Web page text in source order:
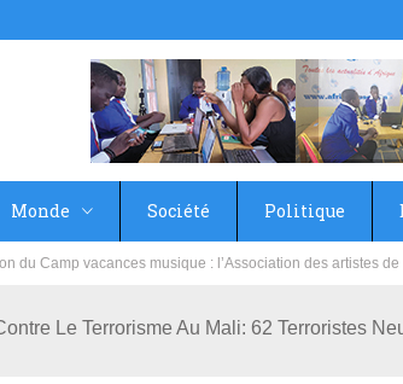
Monde Société Politique
: la fédération de la Russie rénove les écoles primaire et
Le Terrorisme Au Mali: 62 Terroristes